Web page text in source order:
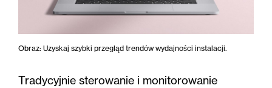
Obraz: Uzyskaj szybki przegląd trendów wydajności instalacji.
Tradycyjnie sterowanie i monitorowanie